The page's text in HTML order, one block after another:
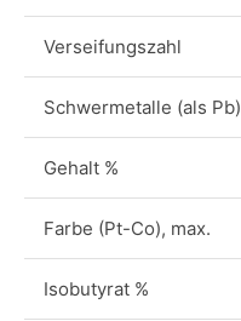
Verseifungszahl
Schwermetalle (als Pb)
Gehalt %
Farbe (Pt-Co), max.
Isobutyrat %